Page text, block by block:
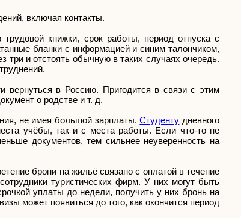
включая контакты.
книжки, срок работы, период отпуска с
бланки с информацией и синим талончиком,
три и отстоять обычную в таких случаях очередь.
вернуться в Россию. Пригодится в связи с этим
о родстве и т. д.
не имея большой зарплаты.Студенту дневного
учёбы, так и с места работы. Если что-то не
документов, тем сильнее неуверенность на
брони на жильё связано с оплатой в течение
туристических фирм. У них могут быть
уплаты до недели, получить у них бронь на
может появиться до того, как окончится период